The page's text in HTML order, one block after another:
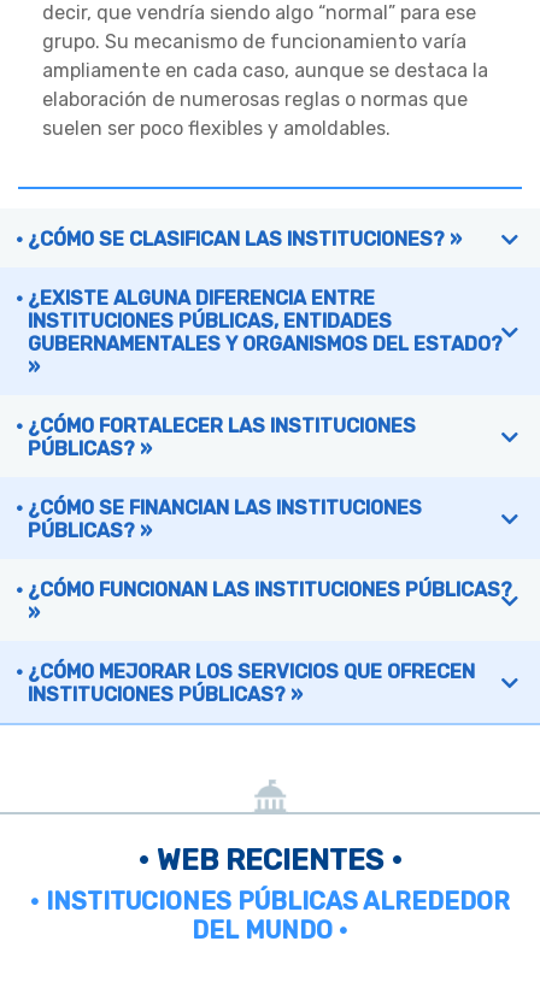
decir, que vendría siendo algo “normal” para ese
grupo. Su mecanismo de funcionamiento varía
ampliamente en cada caso, aunque se destaca la
elaboración de numerosas reglas o normas que
suelen ser poco flexibles y amoldables.
¿CÓMO SE CLASIFICAN LAS INSTITUCIONES? »
¿EXISTE ALGUNA DIFERENCIA ENTRE
INSTITUCIONES PÚBLICAS, ENTIDADES
GUBERNAMENTALES Y ORGANISMOS DEL ESTADO?
»
¿CÓMO FORTALECER LAS INSTITUCIONES
PÚBLICAS? »
¿CÓMO SE FINANCIAN LAS INSTITUCIONES
PÚBLICAS? »
¿CÓMO FUNCIONAN LAS INSTITUCIONES PÚBLICAS?
»
¿CÓMO MEJORAR LOS SERVICIOS QUE OFRECEN
INSTITUCIONES PÚBLICAS? »
• WEB RECIENTES •
• INSTITUCIONES PÚBLICAS ALREDEDOR
DEL MUNDO •